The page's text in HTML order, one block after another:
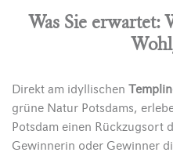
Was Sie erwartet:
Direkt am idyllischen
grüne Natur Potsdams,
Potsdam einen Rückzugsort
Gewinnerin oder Gewinner